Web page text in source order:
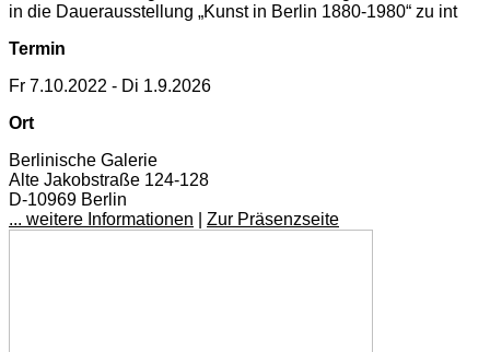
in die Dauerausstellung „Kunst in Berlin 1880-1980“ zu int
Termin
Fr 7.10.2022 - Di 1.9.2026
Ort
Berlinische Galerie
Alte Jakobstraße 124-128
D-10969 Berlin
... weitere Informationen
Zur Präsenzseite